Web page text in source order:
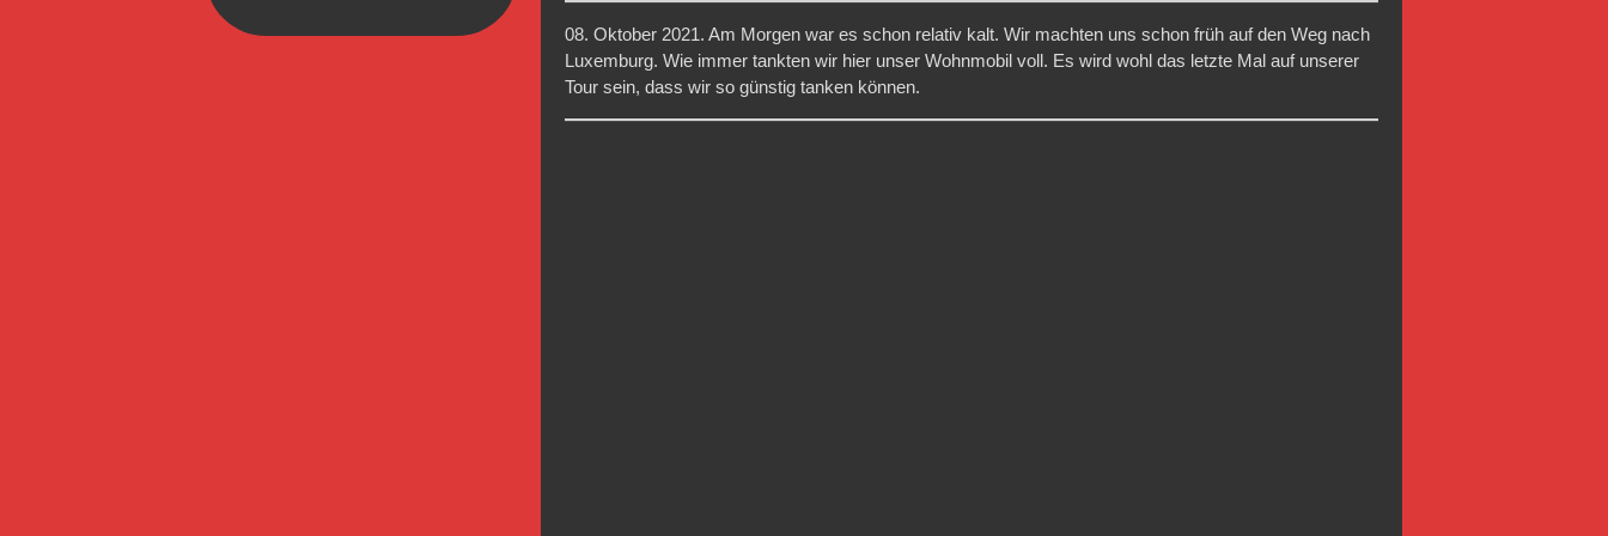
08. Oktober 2021. Am Morgen war es schon relativ kalt. Wir machten uns schon früh auf den Weg nach
Luxemburg. Wie immer tankten wir hier unser Wohnmobil voll. Es wird wohl das letzte Mal auf unserer
Tour sein, dass wir so günstig tanken können.